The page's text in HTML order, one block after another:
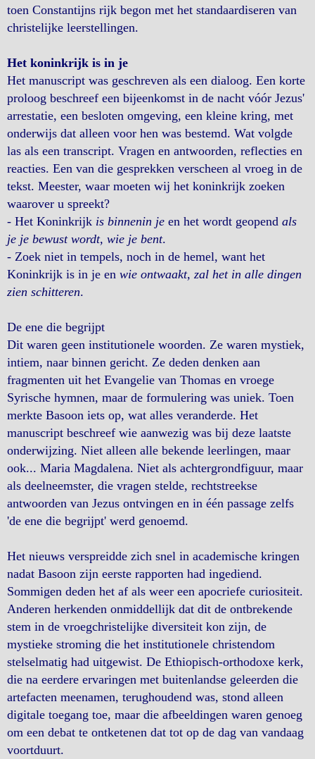
toen Constantijns rijk begon met het standaardiseren van
christelijke leerstellingen.
Het koninkrijk is in je
Het manuscript was geschreven als een dialoog. Een korte
proloog beschreef een bijeenkomst in de nacht vóór Jezus'
arrestatie, een besloten omgeving, een kleine kring, met
onderwijs dat alleen voor hen was bestemd. Wat volgde
las als een transcript. Vragen en antwoorden, reflecties en
reacties. Een van die gesprekken verscheen al vroeg in de
tekst. Meester, waar moeten wij het koninkrijk zoeken
waarover u spreekt?
- Het Koninkrijk is binnenin je en het wordt geopend als
je je bewust wordt, wie je bent.
- Zoek niet in tempels, noch in de hemel, want het
Koninkrijk is in je en wie ontwaakt, zal het in alle dingen
zien schitteren.
De ene die begrijpt
Dit waren geen institutionele woorden. Ze waren mystiek,
intiem, naar binnen gericht. Ze deden denken aan
fragmenten uit het Evangelie van Thomas en vroege
Syrische hymnen, maar de formulering was uniek. Toen
merkte Basoon iets op, wat alles veranderde. Het
manuscript beschreef wie aanwezig was bij deze laatste
onderwijzing. Niet alleen alle bekende leerlingen, maar
ook... Maria Magdalena. Niet als achtergrondfiguur, maar
als deelneemster, die vragen stelde, rechtstreekse
antwoorden van Jezus ontvingen en in één passage zelfs
'de ene die begrijpt' werd genoemd.
Het nieuws verspreidde zich snel in academische kringen
nadat Basoon zijn eerste rapporten had ingediend.
Sommigen deden het af als weer een apocriefe curiositeit.
Anderen herkenden onmiddellijk dat dit de ontbrekende
stem in de vroegchristelijke diversiteit kon zijn, de
mystieke stroming die het institutionele christendom
stelselmatig had uitgewist. De Ethiopisch-orthodoxe kerk,
die na eerdere ervaringen met buitenlandse geleerden die
artefacten meenamen, terughoudend was, stond alleen
digitale toegang toe, maar die afbeeldingen waren genoeg
om een ​​debat te ontketenen dat tot op de dag van vandaag
voortduurt.